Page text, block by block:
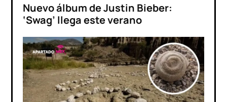
Nuevo álbum de Justin Bieber:
‘Swag’ llega este verano